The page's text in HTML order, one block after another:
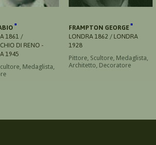
1861 /
DI RENO -
1945
Medaglista,
FRAMPTON GEORGE
LONDRA 1862 / LONDRA
1928
Pittore, Scultore, Medaglista,
Architetto, Decoratore